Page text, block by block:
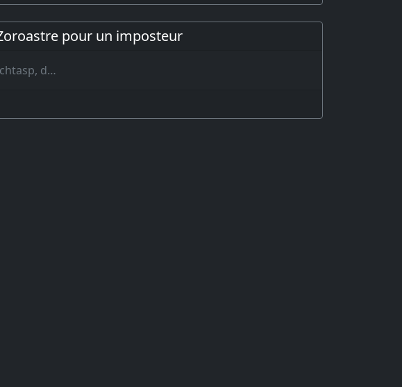
pour un imposteur
d…